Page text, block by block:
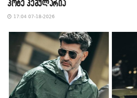
კოტე კემულარია
17:04 07-18-2026